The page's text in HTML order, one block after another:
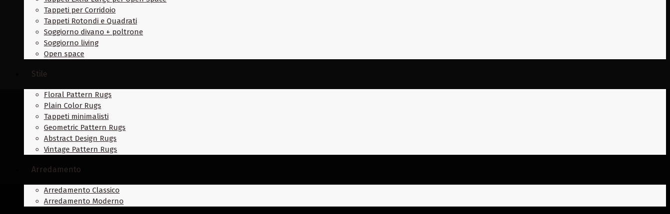
Tappeti per Corridoio
Tappeti Rotondi e Quadrati
Soggiorno divano + poltrone
Soggiorno living
Open space
Stile
Floral Pattern Rugs
Plain Color Rugs
Tappeti minimalisti
Geometric Pattern Rugs
Abstract Design Rugs
Vintage Pattern Rugs
Arredamento
Arredamento Classico
Arredamento Moderno